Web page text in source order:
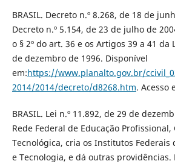
BRASIL. Decreto n.º 8.268, de 18 de
Decreto n.º 5.154, de 23 de julho de
o § 2º do art. 36 e os Artigos 39 a 41 da
de dezembro de 1996. Disponível
em:https://www.planalto.gov.br/
2014/2014/decreto/d8268.htm. Acesso
BRASIL. Lei n.º 11.892, de 29 de
Rede Federal de Educação
Tecnológica, cria os Institutos Federais
e Tecnologia, e dá outras providências.